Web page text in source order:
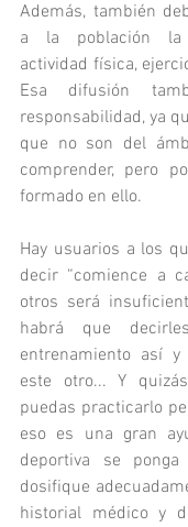
Además, también
a la población la
actividad física,
Esa difusión
responsabilidad, ya
que no son del
comprender, pero
formado en ello.
Hay usuarios a los
decir “comience a
otros será
habrá que
entrenamiento así
este otro... Y
puedas practicarlo
eso es una gran
deportiva se
dosifique
historial médico y